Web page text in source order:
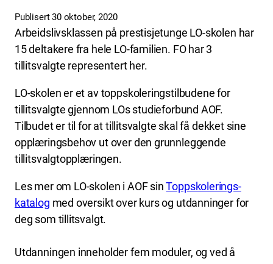
Publisert 30 oktober, 2020
Arbeidslivsklassen på prestisjetunge LO-skolen har
15 deltakere fra hele LO-familien. FO har 3
tillitsvalgte representert her.
LO-skolen er et av toppskoleringstilbudene for
tillitsvalgte gjennom LOs studieforbund AOF.
Tilbudet er til for at tillitsvalgte skal få dekket sine
opplæringsbehov ut over den grunnleggende
tillitsvalgtopplæringen.
Les mer om LO-skolen i AOF sinToppskolerings-
katalog med oversikt over kurs og utdanninger for
deg som tillitsvalgt.
Utdanningen inneholder fem moduler, og ved å